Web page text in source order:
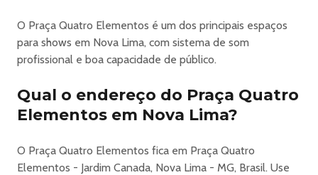
O Praça Quatro Elementos é um dos principais espaços
para shows em Nova Lima, com sistema de som
profissional e boa capacidade de público.
Qual o endereço do Praça Quatro
Elementos em Nova Lima?
O Praça Quatro Elementos fica em Praça Quatro
Elementos - Jardim Canada, Nova Lima - MG, Brasil. Use